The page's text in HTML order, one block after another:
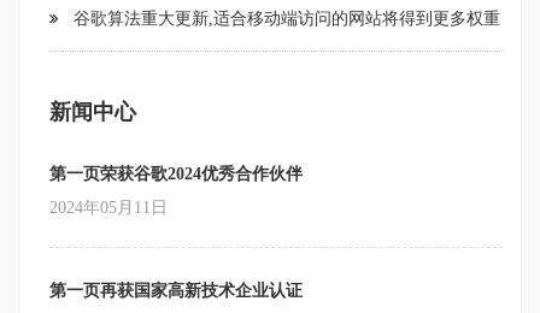
谷歌算法重大更新,适合移动端访问的网站将得到更多权重
新闻中心
第一页荣获谷歌2024优秀合作伙伴
2024年05月11日
第一页再获国家高新技术企业认证